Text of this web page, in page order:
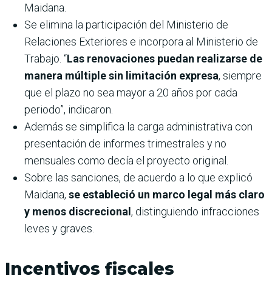
Maidana.
Se elimina la participación del Ministerio de
Relaciones Exteriores e incorpora al Ministerio de
Trabajo. “Las renovaciones puedan realizarse de
manera múltiple sin limitación expresa, siempre
que el plazo no sea mayor a 20 años por cada
periodo”, indicaron.
Además se simplifica la carga administrativa con
presentación de informes trimestrales y no
mensuales como decía el proyecto original.
Sobre las sanciones, de acuerdo a lo que explicó
Maidana, se estableció un marco legal más claro
y menos discrecional , distinguiendo infracciones
leves y graves.
Incentivos fiscales